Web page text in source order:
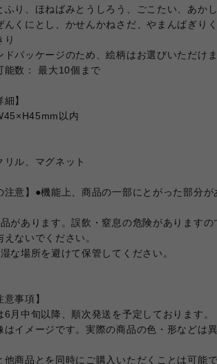
ふり、ほねばみとうしろう、ごこたい、あか
んくにとし、かせんかねさだ、やまんばぎり
り
パッケージのため、絵柄はお選びいただけま
数： 最大10個まで
細】
以内
リル、マグネット
注意】●機能上、商品の一部にとがった部分
があります。誤飲・窒息の危険がありますの
えないでください。
な場所を避けて保管してください。
意事項】
月中旬以降、順次発送を予定しております。
イメージです。実際の商品の色・形などは
商品とを同時にご購入いただくことは可能